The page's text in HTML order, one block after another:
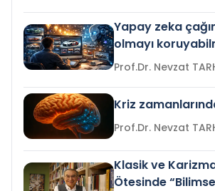
Yapay zeka
olmayı
Prof.Dr.
Kriz
Prof.Dr.
Klasik ve
Ötesinde